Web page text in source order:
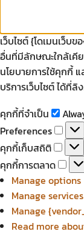
เว็บไซต์ {โดเมนเว็บ
อื่นที่มีลักษณะใกล้เคี
นโยบายการใช้คุกกี้
บริการเว็บไซต์ ได้ที่ลิ
คุกกี้ที่จำเป็น
คุกกี้
ที่
จำเป็น
Preferences
คุกกี้เก็บสถิติ
คุกกี้
เก็บ
สถิติ
คุกกี้การตลาด
คุกกี้
กา
ตลา
Manage options
Manage services
Manage
Read more